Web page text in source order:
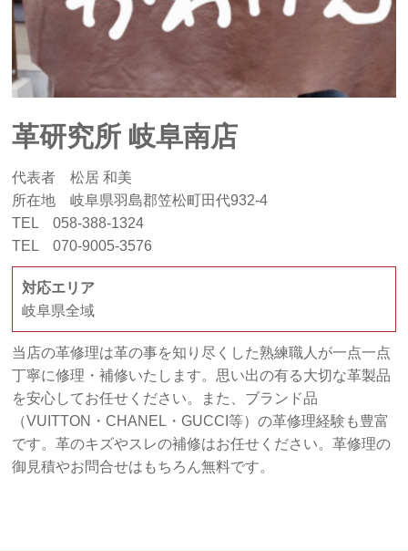
革研究所 岐阜南店
代表者 松居 和美
所在地 岐阜県羽島郡笠松町田代932-4
TEL 058-388-1324
TEL 070-9005-3576
対応エリア
岐阜県全域
当店の革修理は革の事を知り尽くした熟練職人が一点一点
丁寧に修理・補修いたします。思い出の有る大切な革製品
を安心してお任せください。また、ブランド品
（VUITTON・CHANEL・GUCCI等）の革修理経験も豊富
です。革のキズやスレの補修はお任せください。革修理の
御見積やお問合せはもちろん無料です。